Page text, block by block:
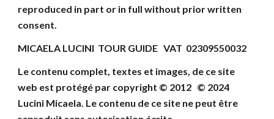
reproduced in part or in full without prior written
consent.
MICAELA LUCINI TOUR GUIDE VAT 02309550032
Le contenu complet, textes et images, de ce site
web est protégé par copyright © 2012 © 2024
Lucini Micaela. Le contenu de ce site ne peut être